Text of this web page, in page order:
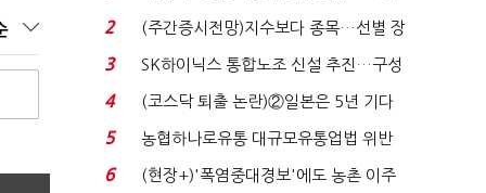
플러스 사태 여파...
2
(주간증시전망)지수보다 종목…선별 장
세 이어진다...
3
SK하이닉스 통합노조 신설 추진…구성
원 간 성과급 불...
4
(코스닥 퇴출 논란)②일본은 5년 기다
려주는데 우리는 ...
5
농협하나로유통 대규모유통업법 위반
적발…공정위, 과...
6
(현장+)'폭염중대경보'에도 농촌 이주